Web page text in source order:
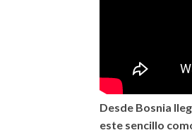
Desde Bosnia
este sencillo